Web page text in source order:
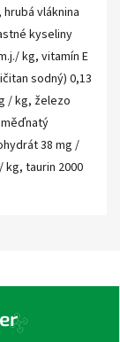
vláknina
kyseliny
kg, vitamín E
sodný) 0,13
/ kg, železo
38 mg /
kg, taurin 2000